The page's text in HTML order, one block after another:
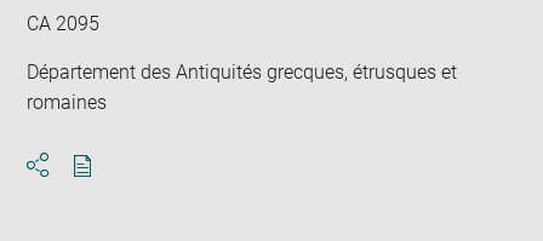
CA 2095
Département des Antiquités grecques, étrusques et
romaines